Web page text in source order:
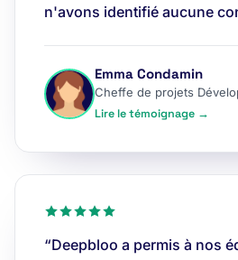
n'avons identifié aucune
Emma Condamin
Lire le témoignage →
“Deepbloo a permis à nos